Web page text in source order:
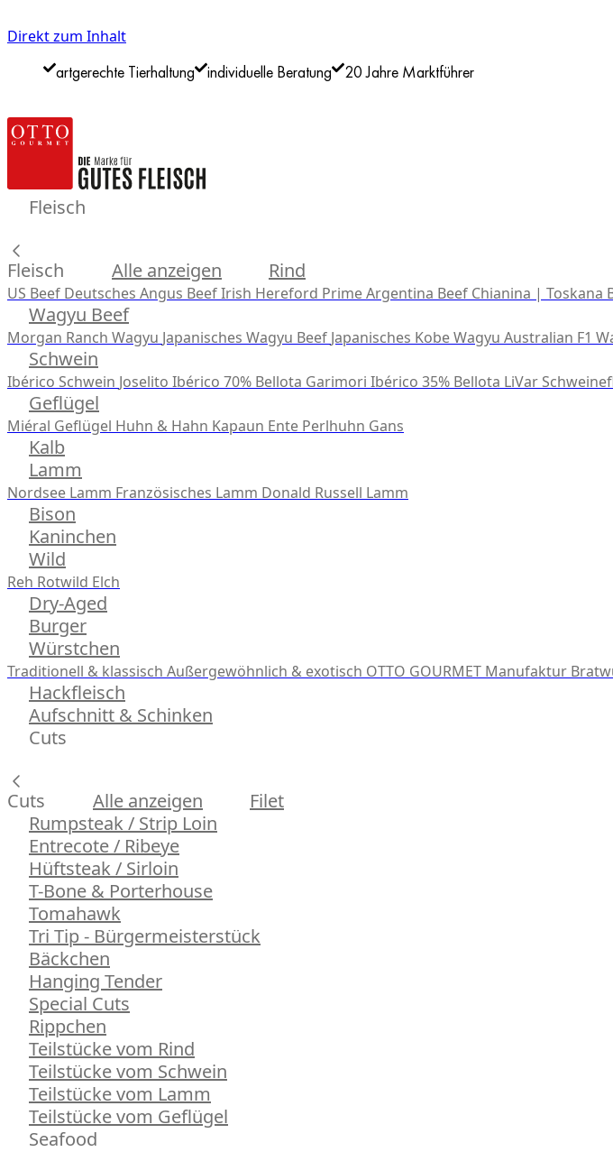
Direkt zum Inhalt
artgerechte Tierhaltung individuelle Beratung 20 Jahre Marktführer
Fleisch
Fleisch Alle anzeigen Rind
US Beef Deutsches Angus BeefIrish Hereford PrimeArgentina Beef Chianina | Toskana
Wagyu Beef
Morgan Ranch Wagyu Japanisches Wagyu Beef Japanisches Kobe Wagyu Australian F1
Schwein
Ibérico Schwein Joselito Ibérico 70% Bellota Garimori Ibérico 35% Bellota LiVar
Geflügel
Miéral Geflügel Huhn & Hahn Kapaun Ente Perlhuhn Gans
Kalb
Lamm
Nordsee Lamm Französisches Lamm Donald Russell Lamm
Bison
Kaninchen
Wild
Reh Rotwild Elch
Dry-Aged
Burger
Würstchen
Traditionell & klassisch Außergewöhnlich & exotisch OTTO GOURMET Manufaktur
Hackfleisch
Aufschnitt & Schinken
Cuts
Cuts Alle anzeigen
Filet
Rumpsteak / Strip Loin
Entrecote / Ribeye
Hüftsteak / Sirloin
T-Bone & Porterhouse
Tomahawk
Tri Tip - Bürgermeisterstück
Bäckchen
Hanging Tender
Special Cuts
Rippchen
Teilstücke vom Rind
Teilstücke vom Schwein
Teilstücke vom Lamm
Teilstücke vom Geflügel
Seafood